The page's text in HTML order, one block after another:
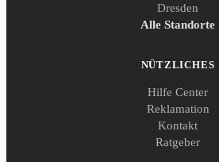
Dresden
Alle Standorte
NÜTZLICHES
Hilfe Center
Reklamation
Kontakt
Ratgeber